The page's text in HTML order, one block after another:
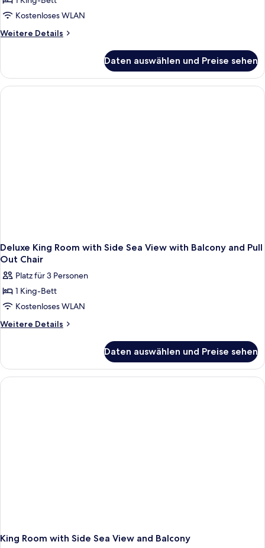
Kostenloses WLAN
Weitere Details
Weitere
Room-
Accessible
Daten auswählen und Preise sehen
Deluxe King Room with Side Sea View with Balcony and Pull
Out Chair
Platz für 3 Personen
1 King-Bett
Kostenloses WLAN
Weitere Details
Weitere
King
Room
with
Daten auswählen und Preise sehen
King Room with Side Sea View and Balcony